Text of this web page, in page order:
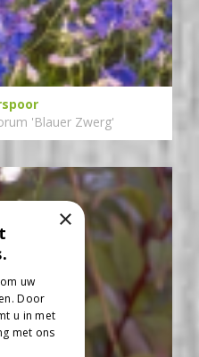
'Blauer Zwerg'
×
uw
Door
u in met
met ons